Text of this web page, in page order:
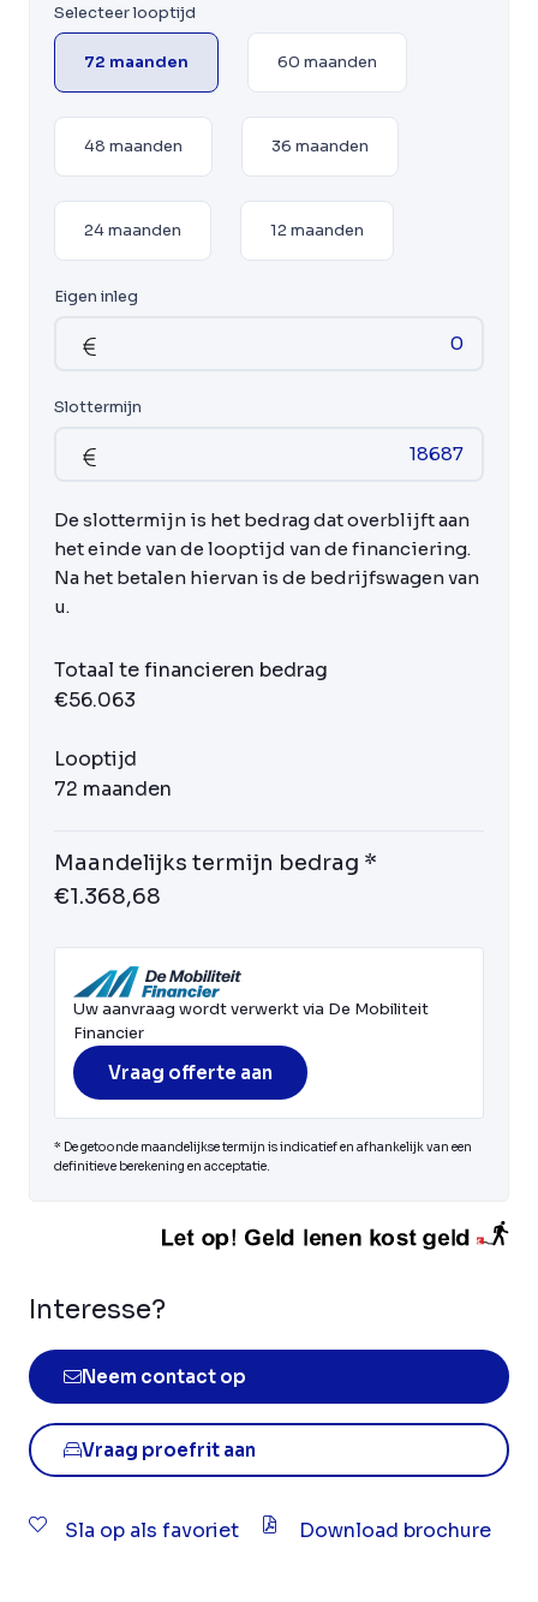
Selecteer looptijd
72 maanden 60 maanden
48 maanden 36 maanden
24 maanden 12 maanden
Eigen inleg
Slottermijn
De slottermijn is het bedrag dat overblijft aan
het einde van de looptijd van de financiering.
Na het betalen hiervan is de bedrijfswagen van
u.
Totaal te financieren bedrag
€56.063
Looptijd
72 maanden
Maandelijks termijn bedrag *
€1.368,68
Uw aanvraag wordt verwerkt via De Mobiliteit
Financier
Vraag offerte aan
* De getoonde maandelijkse termijn is indicatief en afhankelijk van een
definitieve berekening en acceptatie.
Interesse?
Neem contact op
Vraag proefrit aan
Sla op als favoriet Download brochure